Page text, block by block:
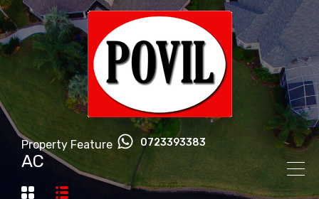
0723393383
Property Feature
AC